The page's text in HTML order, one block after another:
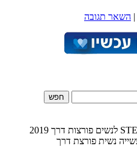
| השאר תגובה